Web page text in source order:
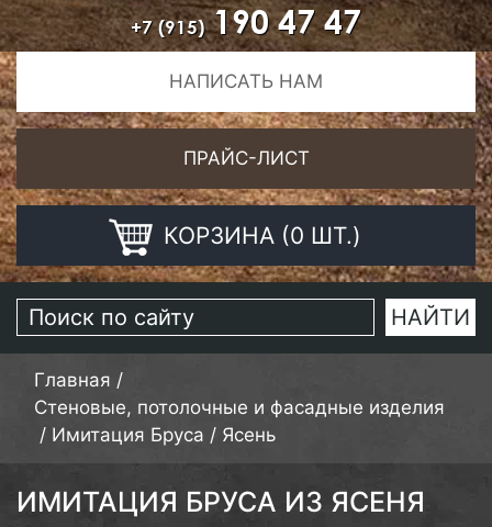
+7 (915)190 47 47
НАПИСАТЬ НАМ
ПРАЙС-ЛИСТ
КОРЗИНА (0 ШТ.)
Главная /
Стеновые, потолочные и фасадные изделия
/ Имитация Бруса / Ясень
ИМИТАЦИЯ БРУСА ИЗ ЯСЕНЯ